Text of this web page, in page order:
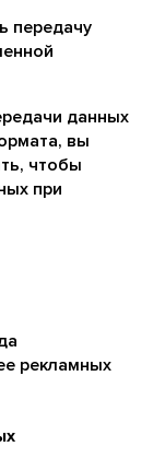
передачу
данных
вы
чтобы
при
рекламных